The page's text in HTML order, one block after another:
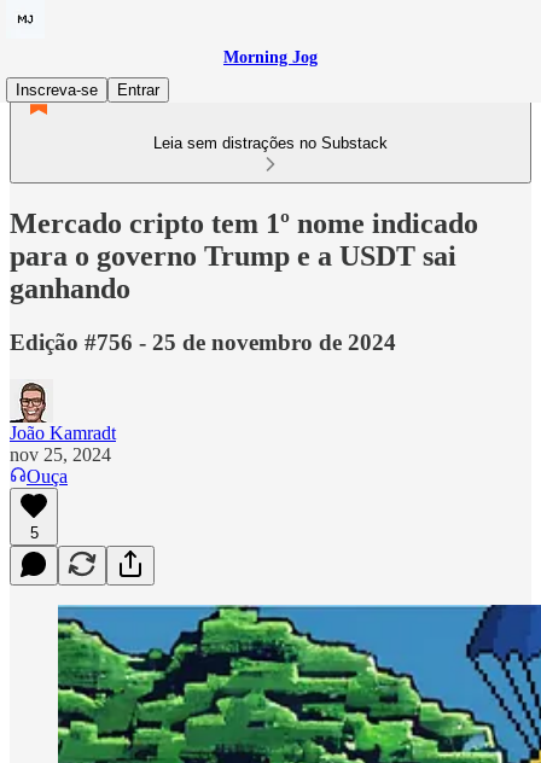
Morning Jog
Inscreva-se
Entrar
Leia sem distrações no Substack
Mercado cripto tem 1º nome indicado
para o governo Trump e a USDT sai
ganhando
Edição #756 - 25 de novembro de 2024
João Kamradt
nov 25, 2024
Ouça
5